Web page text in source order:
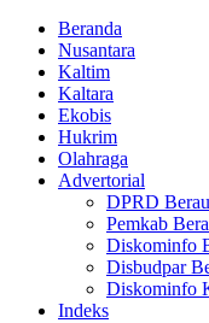
Beranda
Nusantara
Kaltim
Kaltara
Ekobis
Hukrim
Olahraga
Advertorial
DPRD Berau
Pemkab
Diskominfo
Disbudpar
Diskominfo
Indeks